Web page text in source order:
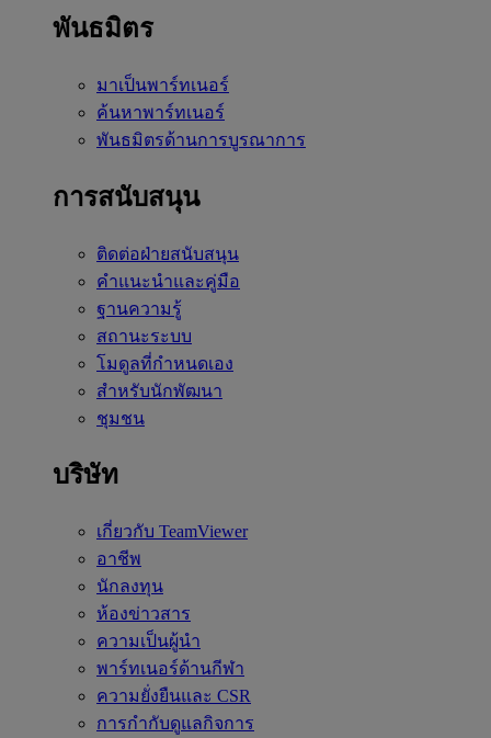
พันธมิตร
มาเป็นพาร์ทเนอร์
ค้นหาพาร์ทเนอร์
พันธมิตรด้านการบูรณาการ
การสนับสนุน
ติดต่อฝ่ายสนับสนุน
คำแนะนำและคู่มือ
ฐานความรู้
สถานะระบบ
โมดูลที่กำหนดเอง
สำหรับนักพัฒนา
ชุมชน
บริษัท
เกี่ยวกับ TeamViewer
อาชีพ
นักลงทุน
ห้องข่าวสาร
ความเป็นผู้นำ
พาร์ทเนอร์ด้านกีฬา
ความยั่งยืนและ CSR
การกำกับดูแลกิจการ